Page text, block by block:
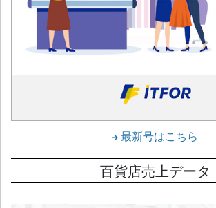
最新号はこちら
百貨店売上データ